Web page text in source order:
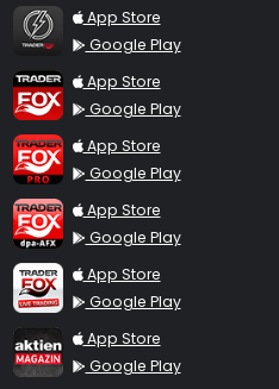
TraderFox Flash
App Store
Google Play
TraderFox App
App Store
Google Play
TraderFox Pro
App Store
Google Play
TraderFox dpa-AFX ProFeed
App Store
Google Play
TraderFox Live Trading
App Store
Google Play
TraderFox aktien Magazin
App Store
Google Play